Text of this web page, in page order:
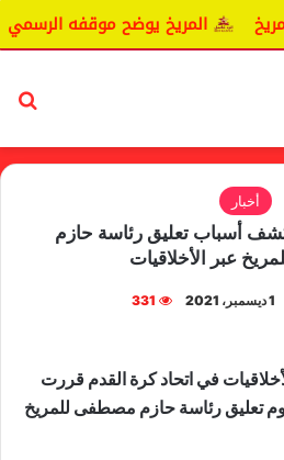
المريخ يوضح موقفه الرسمي
أخبار
أسباب تعليق رئاسة حازم
عبر الأخلاقيات
1 ديسمبر، 2021 331
في اتحاد كرة القدم قررت
تعليق رئاسة حازم مصطفى للمريخ